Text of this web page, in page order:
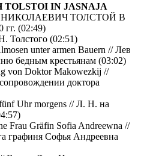
IN JASNAJA
НИКОЛАЕВИЧ ТОЛСТОЙ В
(02:49)
Толстого (02:51)
unter armen Bauern // Лев
бедным крестьянам (03:02)
von Doktor Makowezkij //
доктора
Uhr morgens // Л. Н. на
Frau Gräfin Sofia Andreewna //
графиня Софья Андреевна